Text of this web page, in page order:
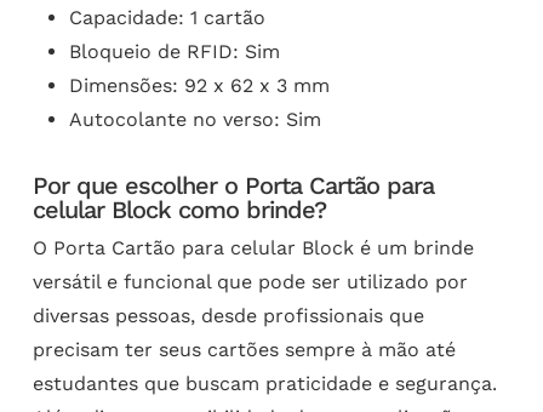
Capacidade: 1 cartão
Bloqueio de RFID: Sim
Dimensões: 92 x 62 x 3 mm
Autocolante no verso: Sim
Por que escolher o Porta Cartão para
celular Block como brinde?
O Porta Cartão para celular Block é um brinde
versátil e funcional que pode ser utilizado por
diversas pessoas, desde profissionais que
precisam ter seus cartões sempre à mão até
estudantes que buscam praticidade e segurança.